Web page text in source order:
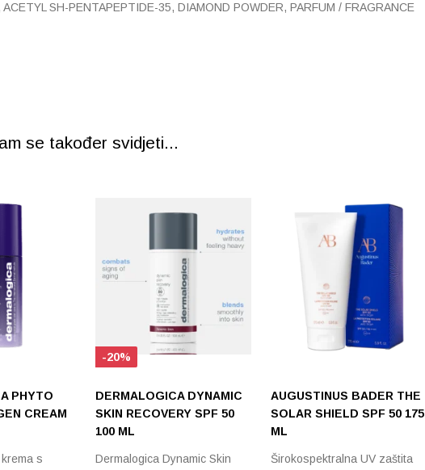
SH-PENTAPEPTIDE-35, DIAMOND POWDER, PARFUM / FRAGRANCE
se također svidjeti...
PHYTO
CREAM
s
-20%
DERMALOGICA DYNAMIC
SKIN RECOVERY SPF 50
100 ML
Dermalogica Dynamic Skin
AUGUSTINUS BADER THE
SOLAR SHIELD SPF 50 175
ML
Širokospektralna UV zaštita